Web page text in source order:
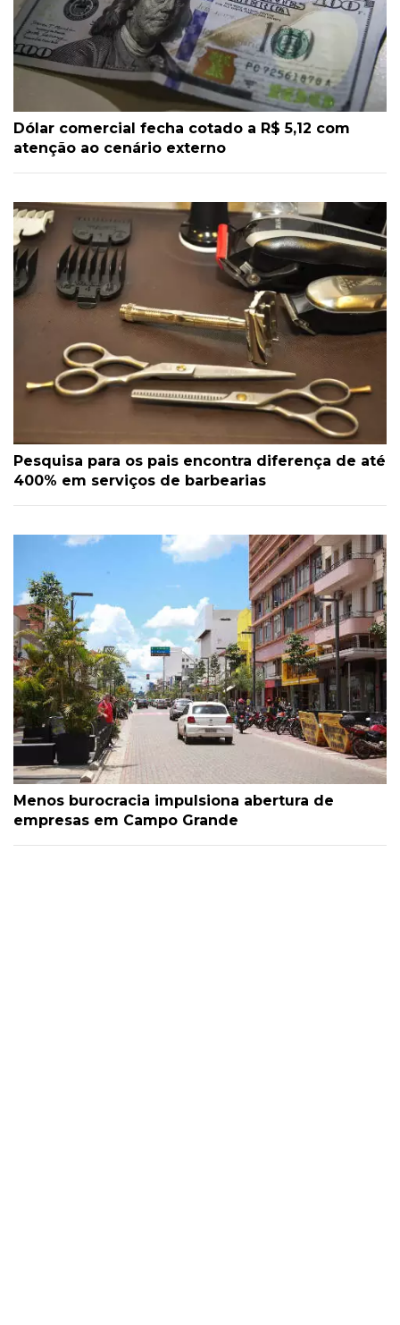
Dólar comercial fecha cotado a R$ 5,12 com
atenção ao cenário externo
Pesquisa para os pais encontra diferença de até
400% em serviços de barbearias
Menos burocracia impulsiona abertura de
empresas em Campo Grande